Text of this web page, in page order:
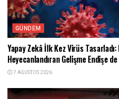
GÜNDEM
Yapay Zekâ İlk Kez Virüs Tasarladı:
Heyecanlandıran Gelişme Endişe
7 AĞUSTOS 2026